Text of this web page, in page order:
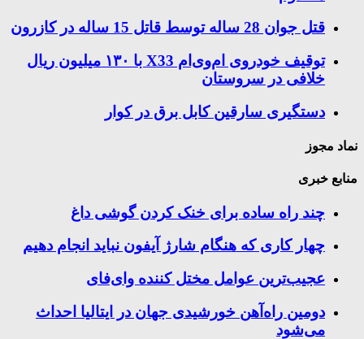
قتل جوان 28 ساله توسط قاتل 15 ساله در کازرون
توقیف خودروی ام‌وی‌ام X33 با ۱۳۰ میلیون ریال
خلافی در سروستان
دستگیری سارقین کابل برق در کوار
نماد مجوز
منابع خبری
چند راه‌ ساده برای خنک کردن گوشی داغ
چهار کاری که هنگام شارژ آیفون نباید انجام دهیم
عجیب‌ترین عوامل مختل کننده وای‌فای
دومین راه‌آهن خورشیدی جهان در ایتالیا احداث
می‌شود